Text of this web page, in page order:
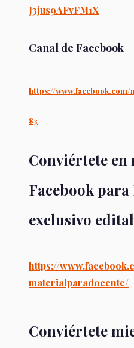
J3jus9AFvFM1X
Canal de Facebook
https://www.facebook.com/
83
Conviértete
Facebook
exclusivo
https://
materialparadocente/
Conviértete